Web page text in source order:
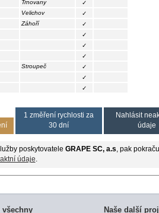
Trnovany
✓
Velichov
✓
Záhoří
✓
✓
✓
✓
Stroupeč
✓
✓
✓
1 změření rychlosti za
30 dní
Nahlásit
údaje
poskytovatele GRAPE SC, a.s , pak
údaje
všechny Naše další